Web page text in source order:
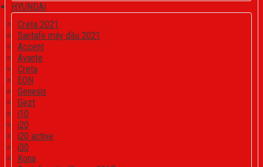
HYUNDAI
Creta 2021
Santafe máy dầu 2021
Accent
Avante
Creta
EON
Genesis
Gezt
i10
i20
i20 active
i30
Kona